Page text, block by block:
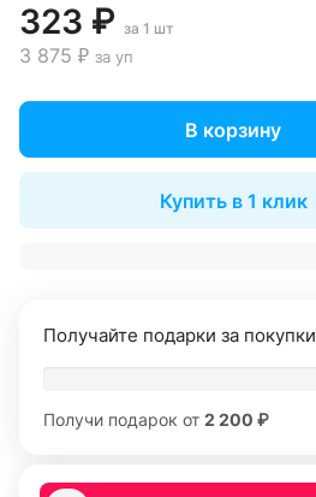
323 ₽ за 1 шт
3 875 ₽ за уп
В корзину
Купить в 1 клик
Получайте подарки за покупки
Получи подарок от 2 200 ₽